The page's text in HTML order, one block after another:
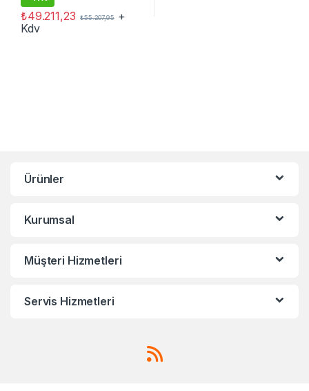
₺49.211,23 ₺55.207,95+
Kdv
Ürünler
Kurumsal
Müşteri Hizmetleri
Servis Hizmetleri